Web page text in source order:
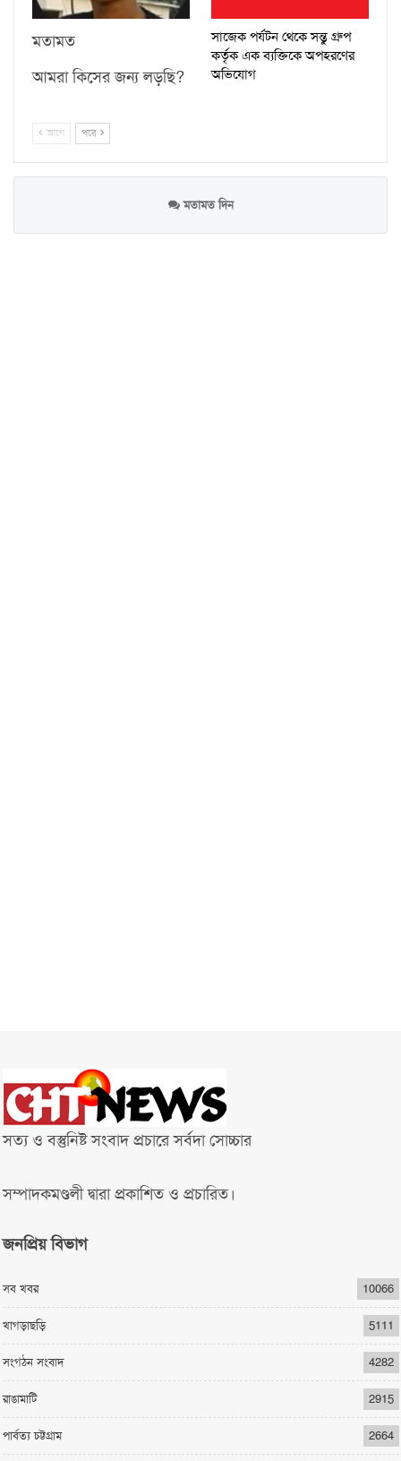
মতামত
আমরা কিসের জন্য লড়ছি?
সাজেক পর্যটন থেকে সন্তু গ্রুপ
কর্তৃক এক ব্যক্তিকে অপহরণের
অভিযোগ
আগে পরে
মতামত দিন
সত্য ও বস্তুনিষ্ট সংবাদ প্রচারে সর্বদা সোচ্চার
সম্পাদকমণ্ডলী দ্বারা প্রকাশিত ও প্রচারিত।
জনপ্রিয় বিভাগ
সব খবর 10066
খাগড়াছড়ি 5111
সংগঠন সংবাদ 4282
রাঙামাটি 2915
পার্বত্য চট্টগ্রাম 2664